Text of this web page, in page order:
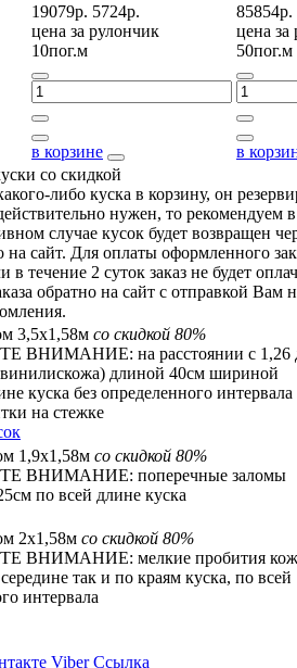
19079р. 5724р.
цена за рулончик
10пог.м
в корзине
85854р.
цена за
50пог.м
в
со скидкой
либо куска в корзину, он
нужен, то рекомендуем
случае кусок будет возвращен
сайт. Для оплаты оформленного
в течение 2 суток заказ не будет
обратно на сайт с отправкой Вам
3,5x1,58м со скидкой 80%
ВНИМАНИЕ: на расстоянии с 1,26
винилискожа) длиной 40см шириной
куска без определенного интервала
на стежке
1,9x1,58м со скидкой 80%
ВНИМАНИЕ: поперечные заломы
по всей длине куска
2x1,58м со скидкой 80%
ВНИМАНИЕ: мелкие пробития
так и по краям куска, по всей
интервала
Viber Ссылка